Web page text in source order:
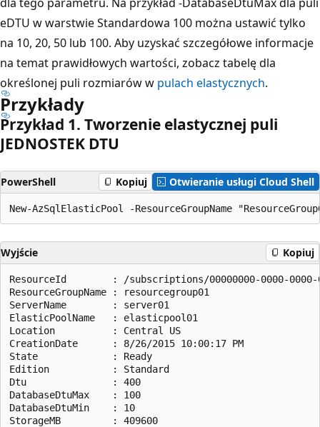
eDTU w warstwie Standardowa 100 można ustawić tylko
na 10, 20, 50 lub 100. Aby uzyskać szczegółowe informacje
na temat prawidłowych wartości, zobacz tabelę dla
określonej puli rozmiarów w pulach elastycznych.
Przykłady
Przykład 1. Tworzenie elastycznej puli
JEDNOSTEK DTU
PowerShell Kopiuj Otwieranie usługi Cloud Shell
Wyjście Kopiuj
ResourceId        : /subscriptions/00000000-0000-0000-
ResourceGroupName : resourcegroup01
ServerName        : server01
ElasticPoolName   : elasticpool01
Location          : Central US
CreationDate      : 8/26/2015 10:00:17 PM
State             : Ready
Edition           : Standard
Dtu               : 400
DatabaseDtuMax    : 100
DatabaseDtuMin    : 10
StorageMB         : 409600